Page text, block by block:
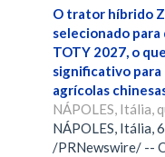
O trator híbrido
selecionado
TOTY 2027, o
significativo para
agrícolas
NÁPOLES, Itália,
NÁPOLES, Itália,
/PRNewswire/ --